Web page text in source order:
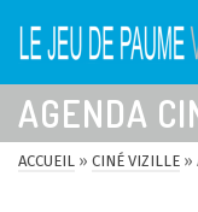
AGENDA
ACCUEIL » CINÉ VIZILLE »